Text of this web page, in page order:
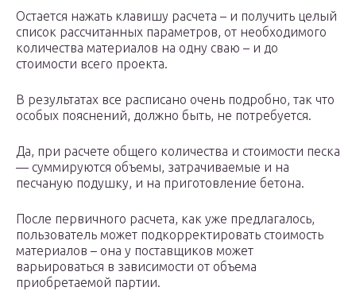
Остается нажать клавишу расчета – и получить целый
список рассчитанных параметров, от необходимого
количества материалов на одну сваю – и до
стоимости всего проекта.
В результатах все расписано очень подробно, так что
особых пояснений, должно быть, не потребуется.
Да, при расчете общего количества и стоимости песка
— суммируются объемы, затрачиваемые и на
песчаную подушку, и на приготовление бетона.
После первичного расчета, как уже предлагалось,
пользователь может подкорректировать стоимость
материалов – она у поставщиков может
варьироваться в зависимости от объема
приобретаемой партии.